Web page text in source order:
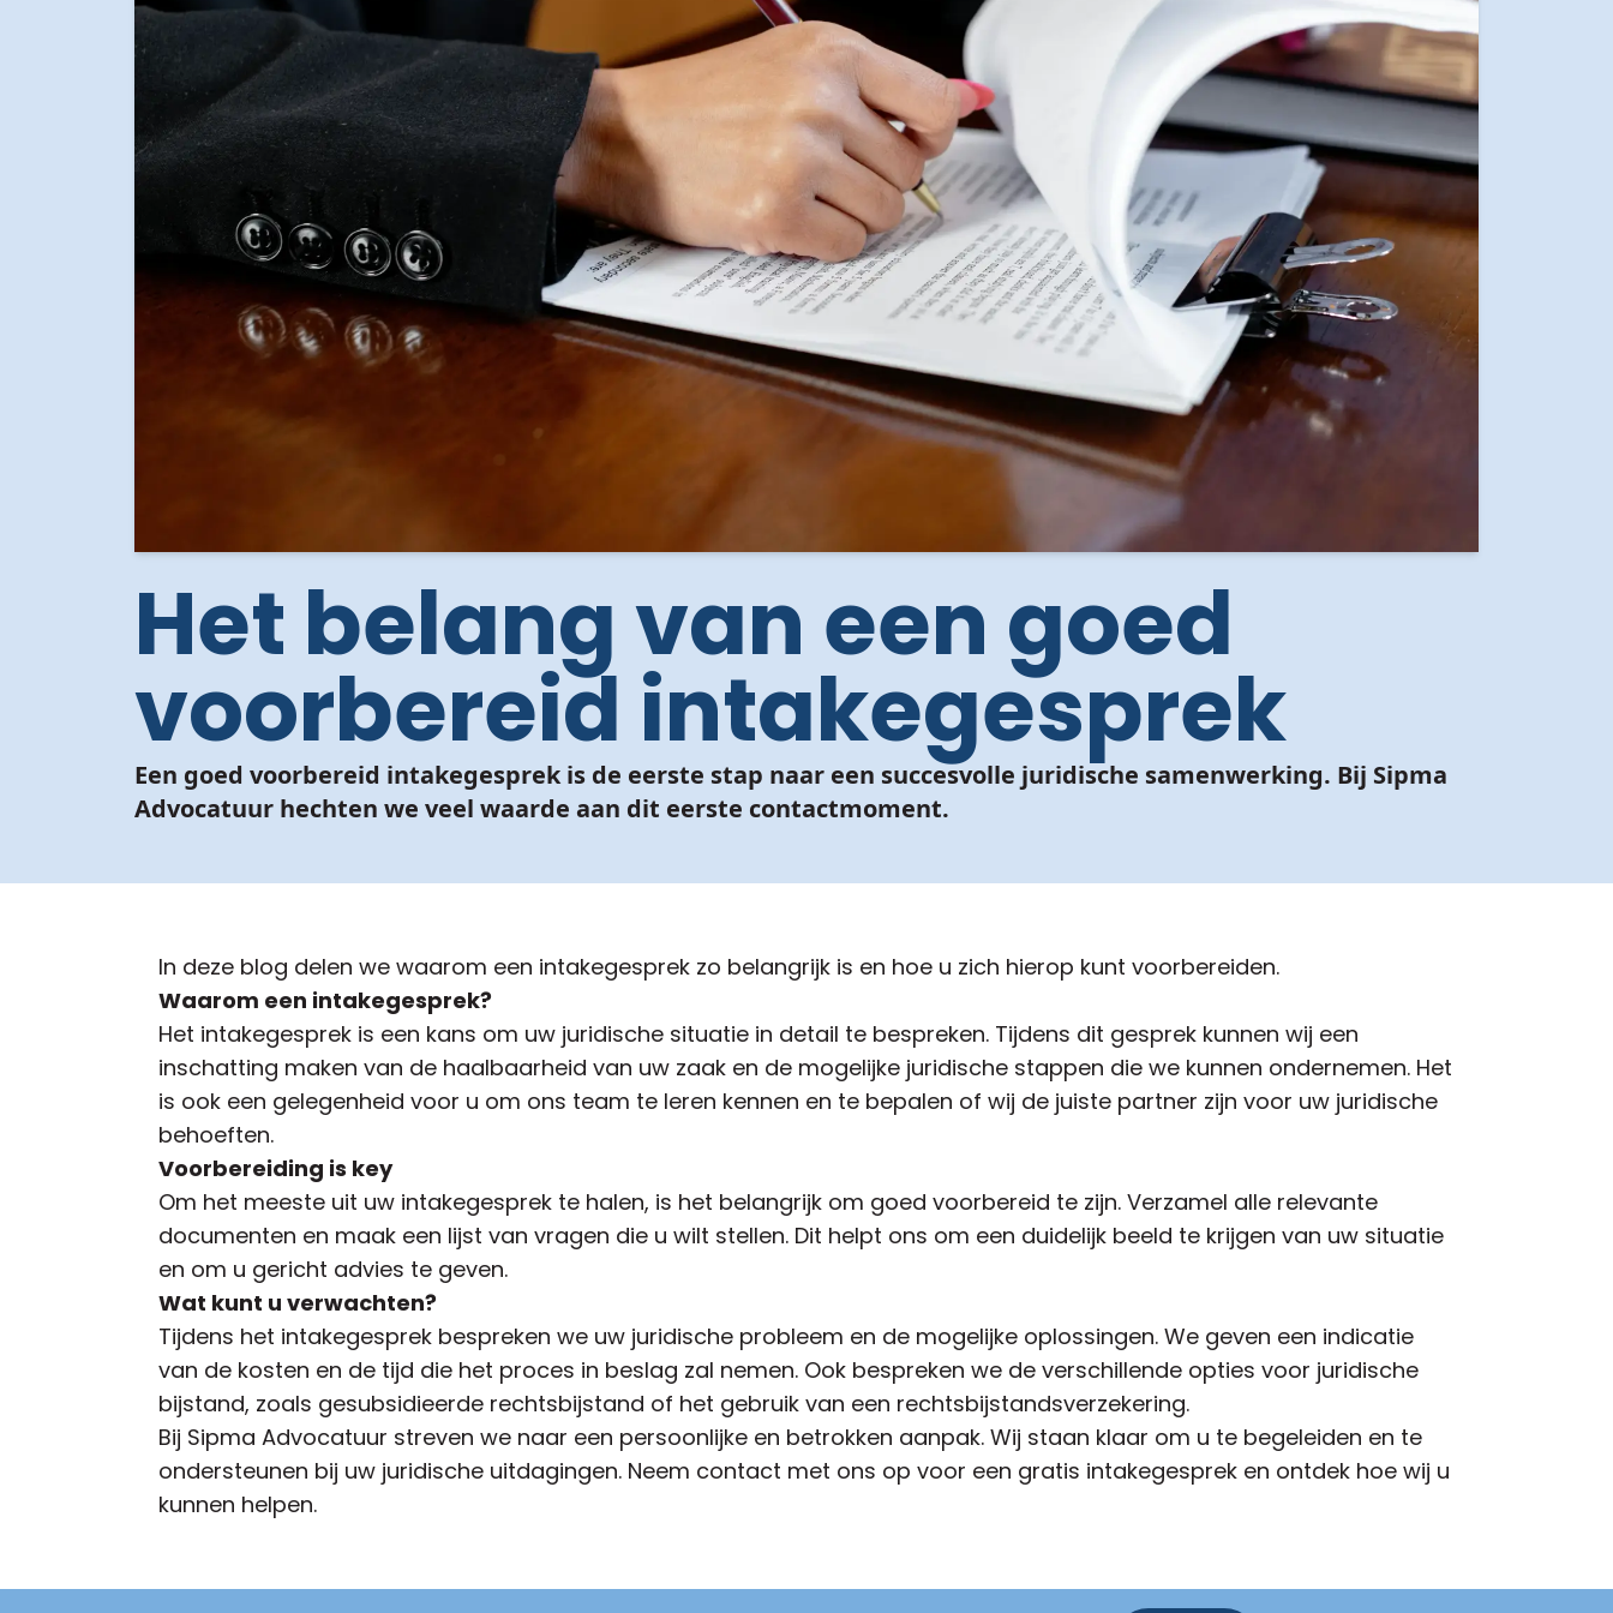
Het belang van een goed
voorbereid intakegesprek
Een goed voorbereid intakegesprek is de eerste stap naar een succesvolle juridische samenwerking. Bij Sipma
Advocatuur hechten we veel waarde aan dit eerste contactmoment.
In deze blog delen we waarom een intakegesprek zo belangrijk is en hoe u zich hierop kunt voorbereiden.
Waarom een intakegesprek?
Het intakegesprek is een kans om uw juridische situatie in detail te bespreken. Tijdens dit gesprek kunnen wij een
inschatting maken van de haalbaarheid van uw zaak en de mogelijke juridische stappen die we kunnen ondernemen. Het
is ook een gelegenheid voor u om ons team te leren kennen en te bepalen of wij de juiste partner zijn voor uw juridische
behoeften.
Voorbereiding is key
Om het meeste uit uw intakegesprek te halen, is het belangrijk om goed voorbereid te zijn. Verzamel alle relevante
documenten en maak een lijst van vragen die u wilt stellen. Dit helpt ons om een duidelijk beeld te krijgen van uw situatie
en om u gericht advies te geven.
Wat kunt u verwachten?
Tijdens het intakegesprek bespreken we uw juridische probleem en de mogelijke oplossingen. We geven een indicatie
van de kosten en de tijd die het proces in beslag zal nemen. Ook bespreken we de verschillende opties voor juridische
bijstand, zoals gesubsidieerde rechtsbijstand of het gebruik van een rechtsbijstandsverzekering.
Bij Sipma Advocatuur streven we naar een persoonlijke en betrokken aanpak. Wij staan klaar om u te begeleiden en te
ondersteunen bij uw juridische uitdagingen. Neem contact met ons op voor een gratis intakegesprek en ontdek hoe wij u
kunnen helpen.